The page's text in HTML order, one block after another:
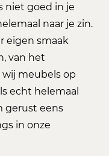
niet goed in je
naar je zin.
eigen smaak
van het
wij meubels op
echt helemaal
gerust eens
in onze